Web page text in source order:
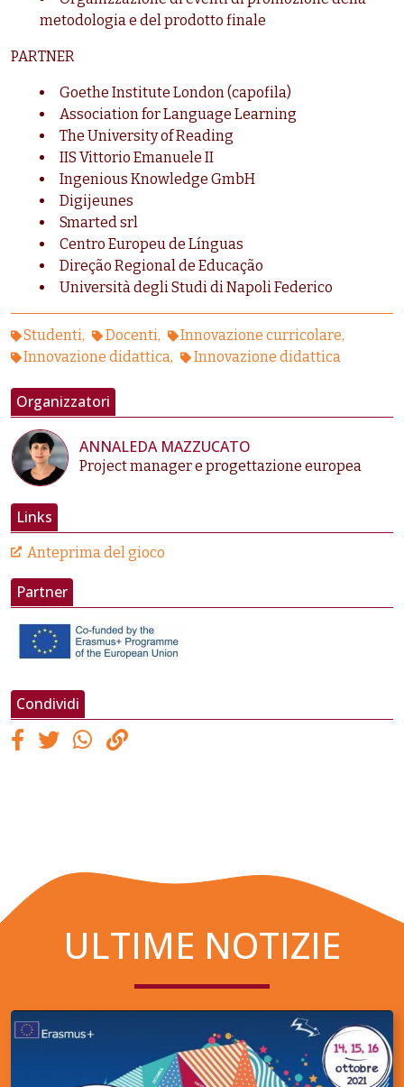
metodologia e del prodotto finale
PARTNER
Goethe Institute London (capofila)
Association for Language Learning
The University of Reading
IIS Vittorio Emanuele II
Ingenious Knowledge GmbH
Digijeunes
Smarted srl
Centro Europeu de Línguas
Direção Regional de Educação
Università degli Studi di Napoli Federico
Studenti Docenti
Innovazione curricolare
Innovazione didattica
Innovazione didattica
Organizzatori
ANNALEDA MAZZUCATO
Project manager e progettazione europea
Links
Anteprima del gioco
Partner
Condividi
ULTIME NOTIZIE